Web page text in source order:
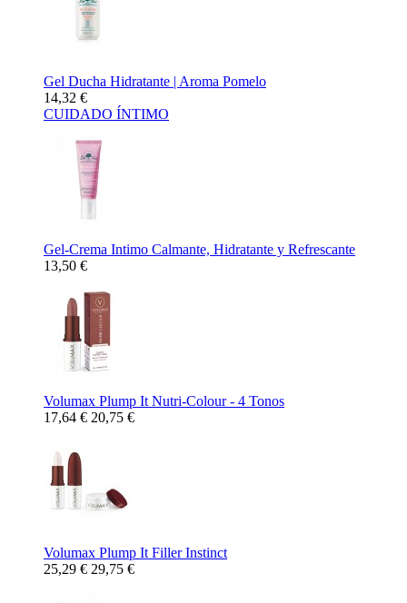
Gel Ducha Hidratante | Aroma Pomelo
14,32 €
CUIDADO ÍNTIMO
Gel-Crema Intimo Calmante, Hidratante y Refrescante
13,50 €
Volumax Plump It Nutri-Colour - 4 Tonos
17,64 € 20,75 €
Volumax Plump It Filler Instinct
25,29 € 29,75 €